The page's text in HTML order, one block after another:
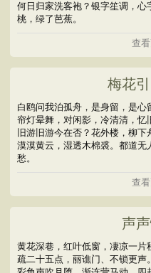
何日归家洗客袍？银字笙调，
桃，绿了芭蕉。
查
梅花
白鸥问我泊孤舟，是身留，是
帘灯晕舞，对闲影，冷清清，忆
旧游旧游今在否？花外楼，柳下
漠漠黄云，湿透木棉裘。都道
愁。
查
声
黄花深巷，红叶低窗，凄凉一
疏二十五点，丽谯门、不锁更声